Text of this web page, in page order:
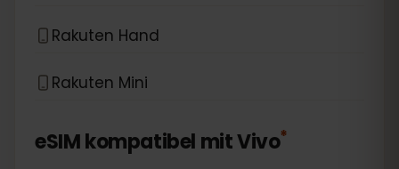
Rakuten Hand
Rakuten Mini
eSIM kompatibel mitVivo*